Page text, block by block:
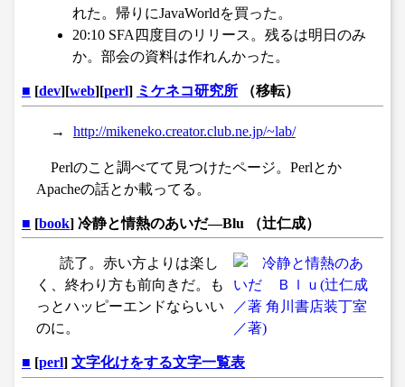
れた。帰りにJavaWorldを買った。
20:10 SFA四度目のリリース。残るは明日のみ
か。部会の資料は作れんかった。
■ [dev][web][perl] ミケネコ研究所 （移転）
→ http://mikeneko.creator.club.ne.jp/~lab/
Perlのこと調べてて見つけたページ。Perlとか
Apacheの話とか載ってる。
■ [book] 冷静と情熱のあいだ―Blu （辻仁成）
読了。赤い方よりは楽し
く、終わり方も前向きだ。も
っとハッピーエンドならいい
のに。
■ [perl] 文字化けをする文字一覧表